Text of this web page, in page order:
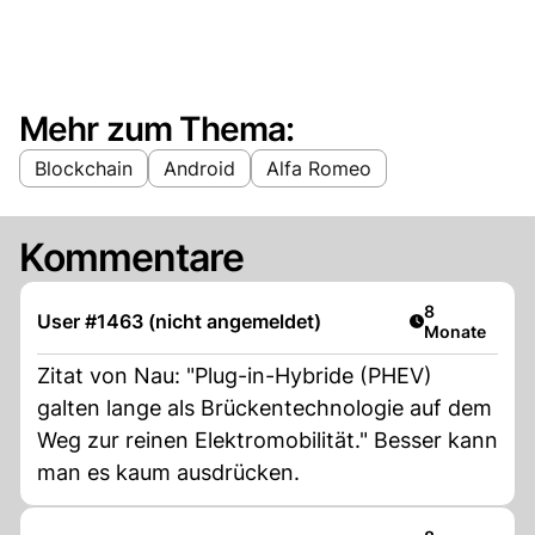
Mehr zum Thema:
Blockchain Android Alfa Romeo
Kommentare
User #1463 (nicht angemeldet) Artikel
8
Monate
Zitat von Nau: "Plug-in-Hybride (PHEV)
galten lange als Brückentechnologie auf dem
Weg zur reinen Elektromobilität." Besser kann
man es kaum ausdrücken.